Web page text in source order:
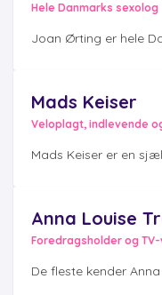
Hele Danmarks sexolog
Joan Ørting er hele
Mads Keiser
Veloplagt, indlevende
Mads Keiser er en
Anna Louise
Foredragsholder og
De fleste kender